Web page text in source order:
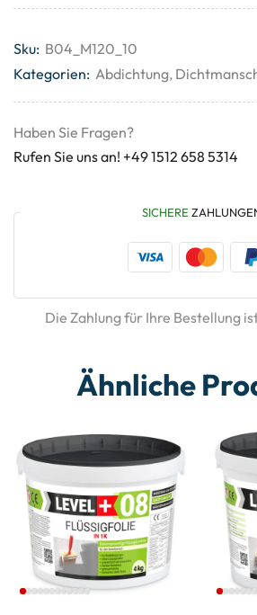
Sku: B04_M120_10
Kategorien: Abdichtung,
Haben Sie Fragen?
Rufen Sie uns an! +49 1512 658 5314
SICHERE
Die Zahlung für Ihre Bestellung
Ähnliche